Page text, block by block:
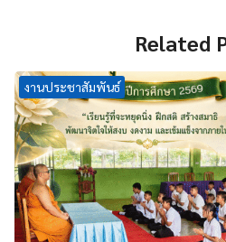
Related
งานประชาสัมพันธ์